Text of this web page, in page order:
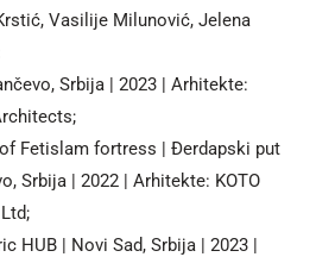
Vasilije Milunović, Jelena
Srbija | 2023 | Arhitekte:
Fetislam fortress | Đerdapski put
Srbija | 2022 | Arhitekte: KOTO
HUB | Novi Sad, Srbija | 2023 |